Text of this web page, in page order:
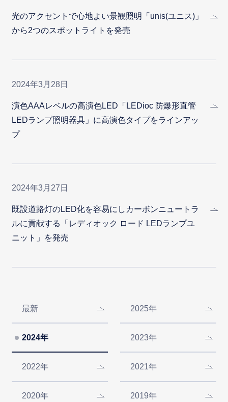
光のアクセントで心地よい景観照明「unis(ユニス)」
から2つのスポットライトを発売
2024年3月28日
演色AAAレベルの高演色LED「LEDioc 防爆形直管
LEDランプ照明器具」に高演色タイプをラインアッ
プ
2024年3月27日
既設道路灯のLED化を容易にしカーボンニュートラ
ルに貢献する「レディオック ロード LEDランプユ
ニット」を発売
最新 2025年
2024年 2023年
2022年 2021年
2020年 2019年